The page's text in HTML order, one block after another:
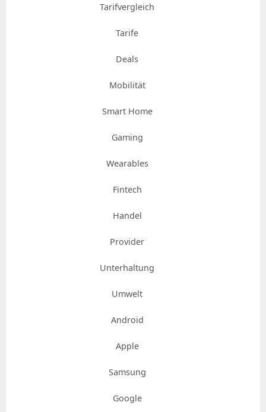
Tarifvergleich
Tarife
Deals
Mobilität
Smart Home
Gaming
Wearables
Fintech
Handel
Provider
Unterhaltung
Umwelt
Android
Apple
Samsung
Google